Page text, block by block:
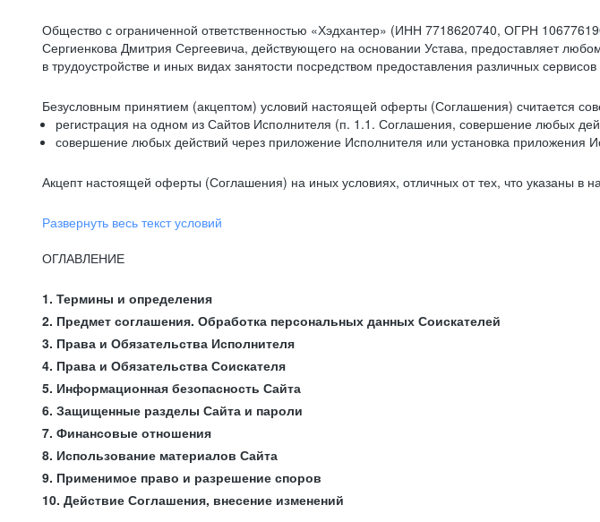
Общество с ограниченной ответственностью «Хэдхантер» (ИНН 7718620740, ОГРН
Сергиенкова Дмитрия Сергеевича, действующего на основании Устава, предоставляет
в трудоустройстве и иных видах занятости посредством предоставления различных
Безусловным принятием (акцептом) условий настоящей оферты (Соглашения) считается
регистрация на одном из Сайтов Исполнителя (п. 1.1. Соглашения, совершение любых
совершение любых действий через приложение Исполнителя или установка приложения
Акцепт настоящей оферты (Соглашения) на иных условиях, отличных от тех, что указаны в
Развернуть весь текст условий
ОГЛАВЛЕНИЕ
1. Термины и определения
2. Предмет соглашения. Обработка персональных данных Соискателей
3. Права и Обязательства Исполнителя
4. Права и Обязательства Соискателя
5. Информационная безопасность Сайта
6. Защищенные разделы Сайта и пароли
7. Финансовые отношения
8. Использование материалов Сайта
9. Применимое право и разрешение споров
10. Действие Соглашения, внесение изменений